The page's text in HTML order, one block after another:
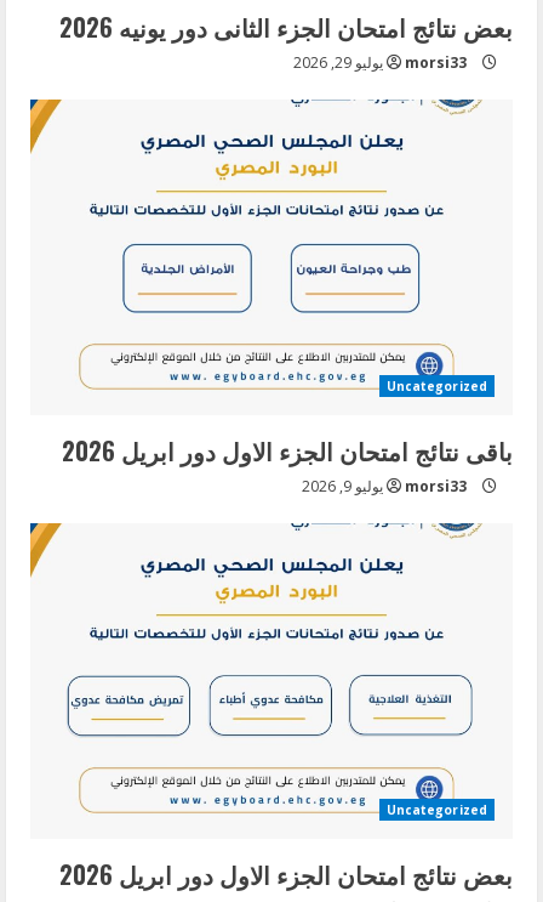
بعض نتائج امتحان الجزء الثانى دور يونيه 2026
morsi33 يوليو 29, 2026
Uncategorized
باقى نتائج امتحان الجزء الاول دور ابريل 2026
morsi33 يوليو 9, 2026
Uncategorized
بعض نتائج امتحان الجزء الاول دور ابريل 2026